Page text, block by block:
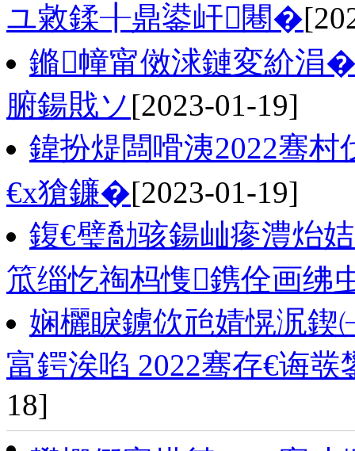
ユ敹鍒╂鼎鍙屽闀�
鏅幢甯傚浗鏈変紒涓
腑鍚戝ソ[2023-01-19]
鍏扮煶闆嗗洟2022骞
€х獊鐮�[2023-01-19]
鍑€璧勪骇鍚屾瘮澧炲
笟缁忔祹杩愯鎸佺画绋
娴欐睙鐪佽兘婧愰泦鍥
富鍔涘啗 2022骞存€诲
18]